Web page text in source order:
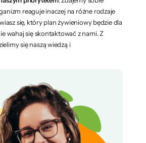
reaguje inaczej na różne rodzaje
się, który plan żywieniowy będzie dla
wahaj się skontaktować z nami. Z
się naszą wiedzą i